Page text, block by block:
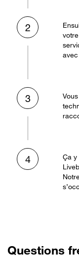
2
3
4
Ça y
Questions